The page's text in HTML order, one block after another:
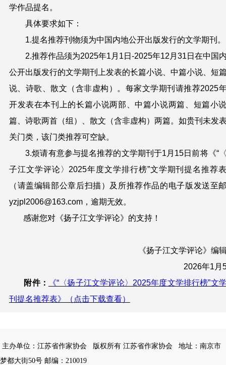
学作品提名 。
具体要求如下：
1.提名推荐刊物须为中国内地公开出版发行的文学期刊。
2.推荐作品须为2025年1月1日-2025年12月31日在中国
公开出版发行的文学期刊上发表的长篇小说、中篇小说、短
说、诗歌、散文（含非虚构）。每家文学期刊请推荐2025
开发表在本刊上的长篇小说两部、中篇小说两篇、短篇小
篇、诗歌两首（组）、散文（含非虚构）两篇。 如贵刊未发
关门类，该门类推荐可空缺。
3.烦请有意参与提名推荐的文学期刊 于1月15日前将《“
子江文学评论〉2025年度文学排行榜”文学期刊提名推荐
（请盖编辑部公章后扫描）及所推荐作品的电子版 发送至
yzjpl2006@163.com，逾期无效。
感谢您对《扬子江文学评论》的支持！
《扬子江文学评论》编
2026年1月
附件：
《“〈扬子江文学评论〉2025年度文学排行榜”文
刊提名推荐表》（点击下载查看）
主办单位：江苏省作家协会 版权所有 江苏省作家协会
地址：南京市
梦都大街50号 邮编：210019